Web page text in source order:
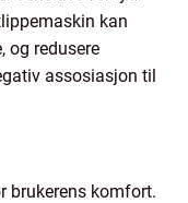
kan
og redusere
assosiasjon til
brukerens komfort.